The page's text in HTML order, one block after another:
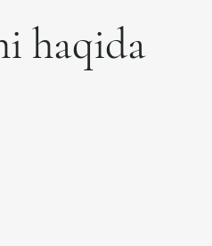
haqida